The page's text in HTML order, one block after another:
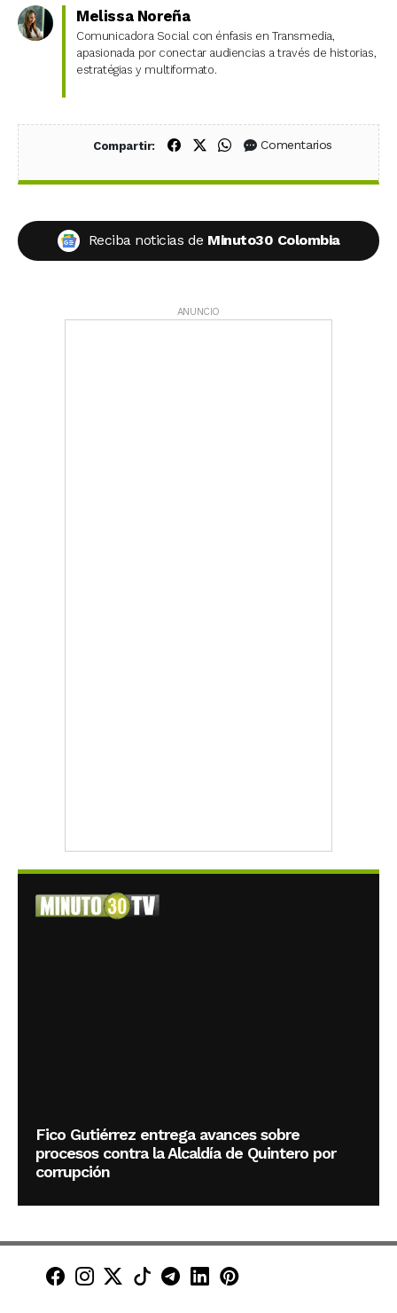
Melissa Noreña
Comunicadora Social con énfasis en Transmedia,
apasionada por conectar audiencias a través de historias,
estratégias y multiformato.
Compartir: Compartir en Facebook
Compartir en X (Twitter)
Compartir en WhatsApp
Comentarios
Reciba noticias de Minuto30 Colombia
ANUNCIO
Fico Gutiérrez entrega avances sobre
procesos contra la Alcaldía de Quintero por
corrupción
Minuto30 en Facebook
Minuto30 en Instagram
Minuto30 en X (Twitter)
Minuto30 en TikTok
Canal de Minuto30 en
Minuto30 en LinkedIn
Minuto30 en